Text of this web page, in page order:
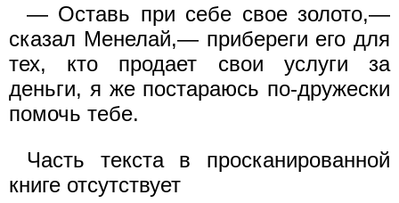
— Оставь при себе свое золото,—
сказал Менелай,— прибереги его для
тех, кто продает свои услуги за
деньги, я же постараюсь по-дружески
помочь тебе.
Часть текста в просканированной
книге отсутствует